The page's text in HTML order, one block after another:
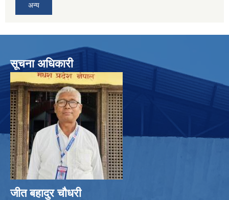
अन्य
सूचना अधिकारी
जीत बहादुर चाैधरी